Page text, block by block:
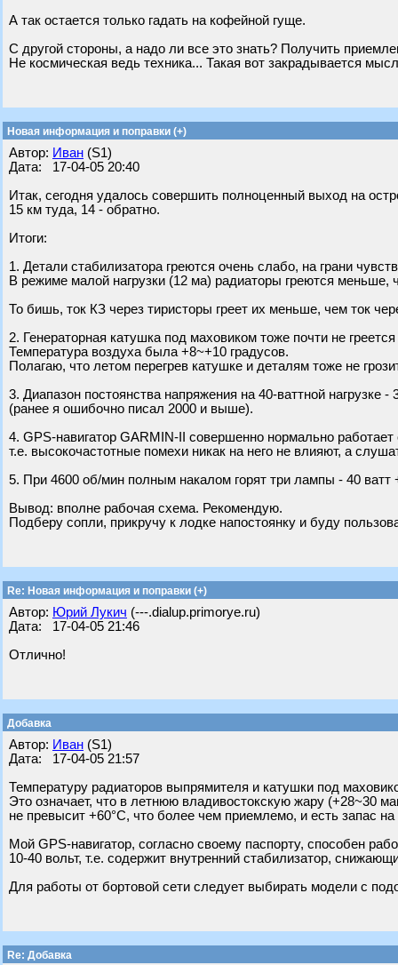
А так остается только гадать на кофейной гуще.
С другой стороны, а надо ли все это знать? Получить
Не космическая ведь техника... Такая вот закрадывается
Новая информация и поправки (+)
Автор: Иван (S1)
Дата: 17-04-05 20:40
Итак, сегодня удалось совершить полноценный выход на
15 км туда, 14 - обратно.
Итоги:
1. Детали стабилизатора греются очень слабо, на грани
В режиме малой нагрузки (12 ма) радиаторы греются
То бишь, ток КЗ через тиристоры греет их меньше, чем ток
2. Генераторная катушка под маховиком тоже почти не
Температура воздуха была +8~+10 градусов.
Полагаю, что летом перегрев катушке и деталям тоже не
3. Диапазон постоянства напряжения на 40-ваттной нагрузке
(ранее я ошибочно писал 2000 и выше).
4. GPS-навигатор GARMIN-II совершенно нормально работает
т.е. высокочастотные помехи никак на него не влияют, а
5. При 4600 об/мин полным накалом горят три лампы - 40 ватт
Вывод: вполне рабочая схема. Рекомендую.
Подберу сопли, прикручу к лодке напостоянку и буду
Re: Новая информация и поправки (+)
Автор: Юрий Лукич (---.dialup.primorye.ru)
Дата: 17-04-05 21:46
Отлично!
Добавка
Автор: Иван (S1)
Дата: 17-04-05 21:57
Температуру радиаторов выпрямителя и катушки под
Это означает, что в летнюю владивостокскую жару (+28~30
не превысит +60°C, что более чем приемлемо, и есть запас
Мой GPS-навигатор, согласно своему паспорту, способен
10-40 вольт, т.е. содержит внутренний стабилизатор,
Для работы от бортовой сети следует выбирать модели с
Re: Добавка